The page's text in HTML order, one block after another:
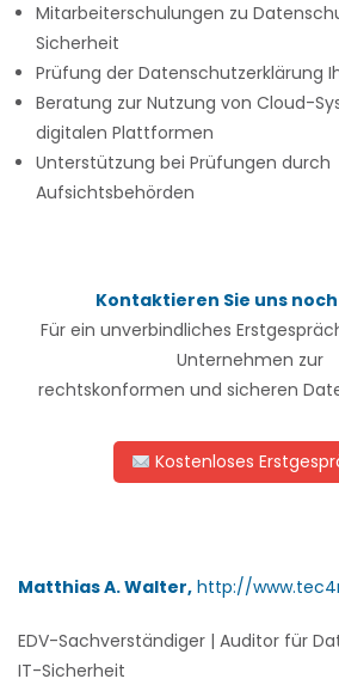
Mitarbeiterschulungen zu
Sicherheit
Prüfung der Datenschutzerklärung
Beratung zur Nutzung von Cloud-
digitalen Plattformen
Unterstützung bei Prüfungen durch
Aufsichtsbehörden
Kontaktieren Sie uns
Für ein unverbindliches
Unternehmen zur
rechtskonformen und sicheren
Kostenloses
Matthias A. Walter, http://
EDV-Sachverständiger | Auditor für
IT-Sicherheit